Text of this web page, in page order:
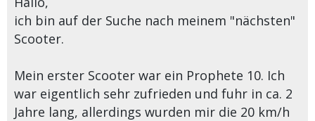
ich bin auf der Suche nach meinem "nächsten"
Scooter.
Mein erster Scooter war ein Prophete 10. Ich
war eigentlich sehr zufrieden und fuhr in ca. 2
Jahre lang, allerdings wurden mir die 20 km/h